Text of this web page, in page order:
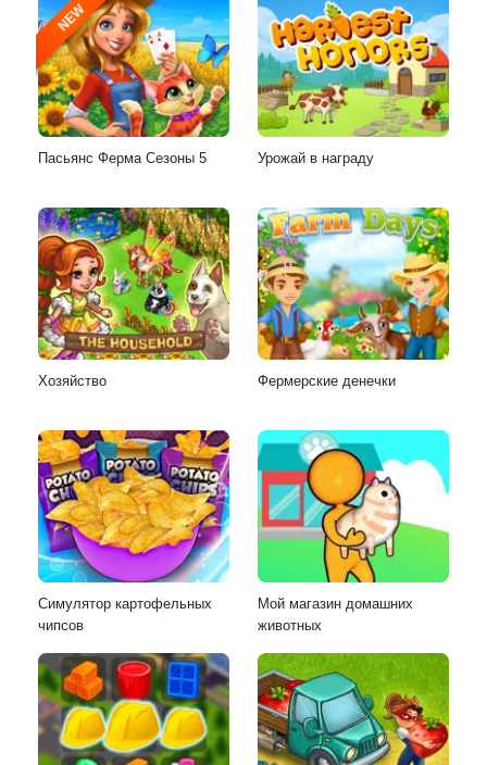
NEW
Пасьянс Ферма Сезоны 5 Урожай в награду
Хозяйство Фермерские денечки
Симулятор картофельных
чипсов
Мой магазин домашних
животных